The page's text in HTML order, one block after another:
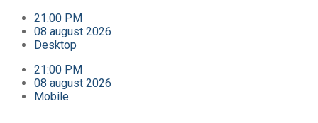
21:00 PM
08 august 2026
Desktop
21:00 PM
08 august 2026
Mobile